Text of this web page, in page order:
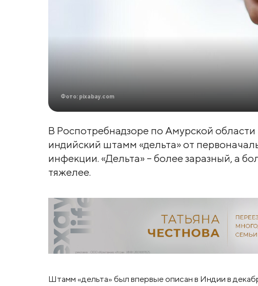
Фото: pixabay.com
В Роспотребнадзоре по Амурской
индийский штамм «дельта» от
инфекции. «Дельта» – более заразный, а
тяжелее.
Штамм «дельта» был впервые описан в Индии в